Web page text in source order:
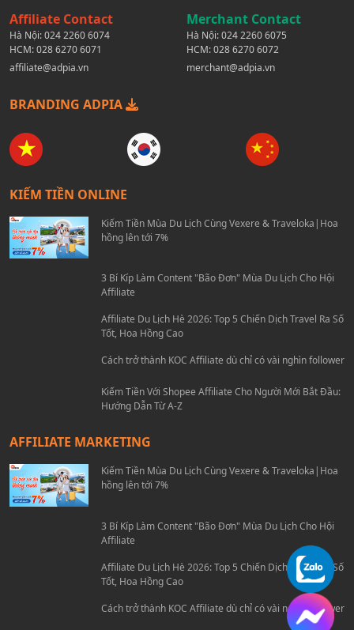
Affiliate Contact
Hà Nội:024 2260 6074
HCM:028 6270 6071
affiliate@adpia.vn
Merchant Contact
Hà Nội:024 2260 6075
HCM:028 6270 6072
merchant@adpia.vn
BRANDING ADPIA
KIẾM TIỀN ONLINE
Kiếm Tiền Mùa Du Lịch Cùng Vexere & Traveloka|Hoa
hồng lên tới 7%
3 Bí Kíp Làm Content "Bão Đơn" Mùa Du Lịch Cho Hội
Affiliate
Affiliate Du Lịch Hè 2026: Top 5 Chiến Dịch Travel Ra Số
Tốt, Hoa Hồng Cao
Cách trở thành KOC Affiliate dù chỉ có vài nghìn follower
Hướng Dẫn Từ A-Z
AFFILIATE MARKETING
Kiếm Tiền Mùa Du Lịch Cùng Vexere & Traveloka|Hoa
hồng lên tới 7%
3 Bí Kíp Làm Content "Bão Đơn" Mùa Du Lịch Cho Hội